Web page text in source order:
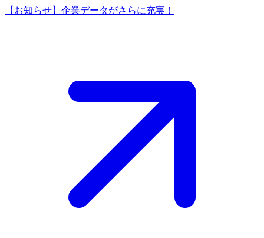
【お知らせ】企業データがさらに充実！